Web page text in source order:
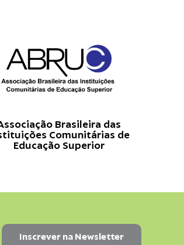
Brasileira das
Comunitárias de
Educação Superior